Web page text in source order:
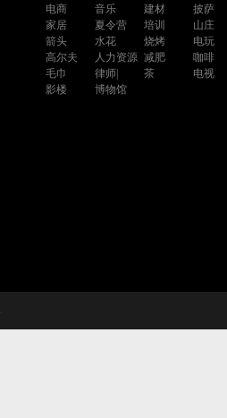
电商
音乐 建材
披萨
家居
夏令营 培训
山庄
箭头
水花 烧烤
电玩
高尔夫
人力资源 减肥
咖啡
毛巾
律师| 茶
电视
影楼
博物馆